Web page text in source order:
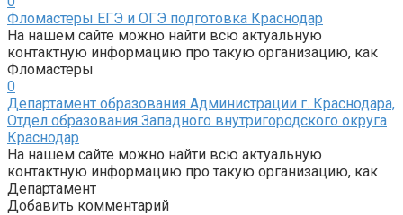
Фломастеры ЕГЭ и ОГЭ подготовка Краснодар
На нашем сайте можно найти всю актуальную
контактную информацию про такую организацию, как
Фломастеры
0
Департамент образования Администрации г. Краснодара,
Отдел образования Западного внутригородского округа
Краснодар
На нашем сайте можно найти всю актуальную
контактную информацию про такую организацию, как
Департамент
Добавить комментарий